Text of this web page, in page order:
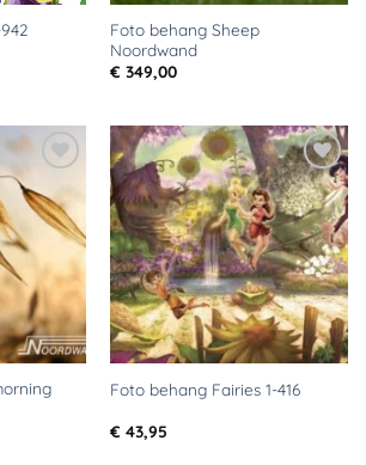
Foto behang Sheep
Noordwand
€ 349,00
Toevoegen
aan
verlanglijst
Toevoegen
aan
verlanglijst
Foto behang Fairies 1-416
€ 43,95